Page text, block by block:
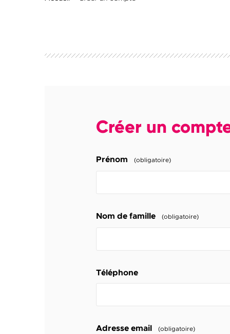
Créer un
Prénom (obligatoire)
Nom de famille (obligatoire)
Téléphone
Adresse email (obligatoire)